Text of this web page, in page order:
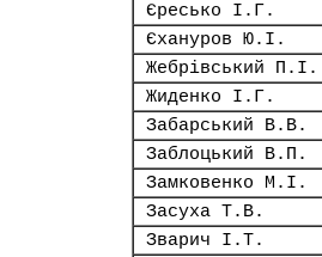
Єресько І.Г.
Єхануров Ю.І.
Жебрівський П.І.
Жиденко І.Г.
Забарський В.В.
Заблоцький В.П.
Замковенко М.І.
Засуха Т.В.
Зварич І.Т.